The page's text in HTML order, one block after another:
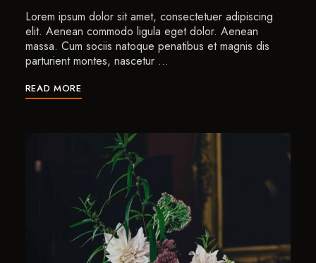
Lorem ipsum dolor sit amet, consectetuer adipiscing
elit. Aenean commodo ligula eget dolor. Aenean
massa. Cum sociis natoque penatibus et magnis dis
parturient montes, nascetur …
READ MORE